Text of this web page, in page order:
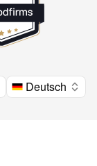
Deutsch